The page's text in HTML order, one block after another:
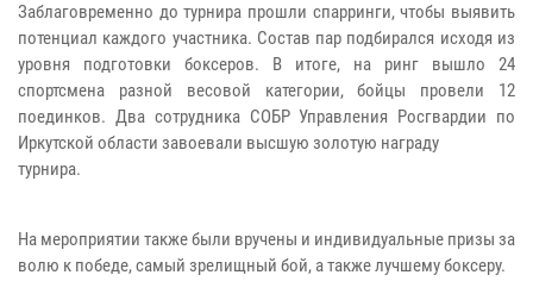
Заблаговременно до турнира прошли спарринги, чтобы выявить
потенциал каждого участника. Состав пар подбирался исходя из
уровня подготовки боксеров. В итоге, на ринг вышло 24
спортсмена разной весовой категории, бойцы провели 12
поединков. Два сотрудника СОБР Управления Росгвардии по
Иркутской области завоевали высшую золотую награду
турнира.
На мероприятии также были вручены и индивидуальные призы за
волю к победе, самый зрелищный бой, а также лучшему боксеру.